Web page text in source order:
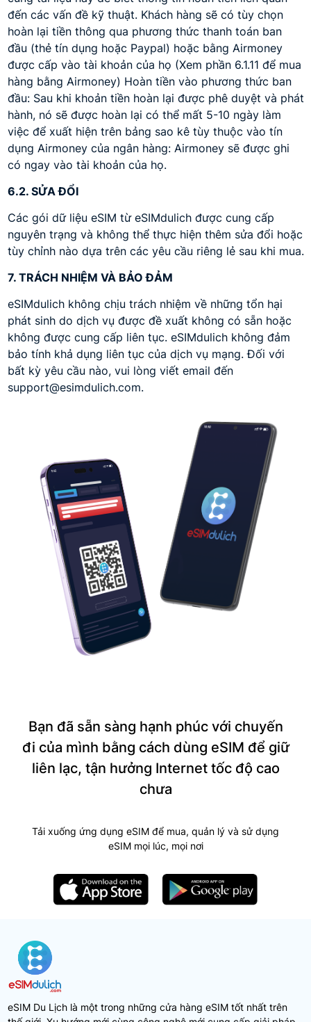
đến các vấn đề kỹ thuật. Khách hàng sẽ có tùy chọn
hoàn lại tiền thông qua phương thức thanh toán ban
đầu (thẻ tín dụng hoặc Paypal) hoặc bằng Airmoney
được cấp vào tài khoản của họ (Xem phần 6.1.11 để mua
hàng bằng Airmoney) Hoàn tiền vào phương thức ban
đầu: Sau khi khoản tiền hoàn lại được phê duyệt và phát
hành, nó sẽ được hoàn lại có thể mất 5-10 ngày làm
việc để xuất hiện trên bảng sao kê tùy thuộc vào tín
dụng Airmoney của ngân hàng: Airmoney sẽ được ghi
có ngay vào tài khoản của họ.
6.2. SỬA ĐỔI
Các gói dữ liệu eSIM từ eSIMdulich được cung cấp
nguyên trạng và không thể thực hiện thêm sửa đổi hoặc
tùy chỉnh nào dựa trên các yêu cầu riêng lẻ sau khi mua.
7. TRÁCH NHIỆM VÀ BẢO ĐẢM
eSIMdulich không chịu trách nhiệm về những tổn hại
phát sinh do dịch vụ được đề xuất không có sẵn hoặc
không được cung cấp liên tục. eSIMdulich không đảm
bảo tính khả dụng liên tục của dịch vụ mạng. Đối với
bất kỳ yêu cầu nào, vui lòng viết email đến
support@esimdulich.com.
Bạn đã sẵn sàng hạnh phúc với chuyến
đi của mình bằng cách dùng eSIM để giữ
liên lạc, tận hưởng Internet tốc độ cao
chưa
Tải xuống ứng dụng eSIM để mua, quản lý và sử dụng
eSIM mọi lúc, mọi nơi
eSIM Du Lịch là một trong những cửa hàng eSIM tốt nhất trên